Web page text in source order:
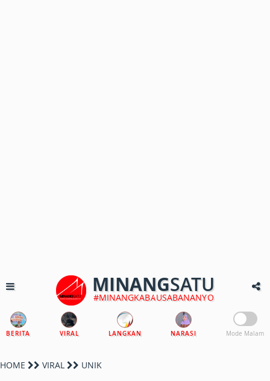
MINANGSATU
#MINANGKABAUSABANANYO
BERITA VIRAL LANGKAN NARASI Mode Malam
HOME VIRAL UNIK